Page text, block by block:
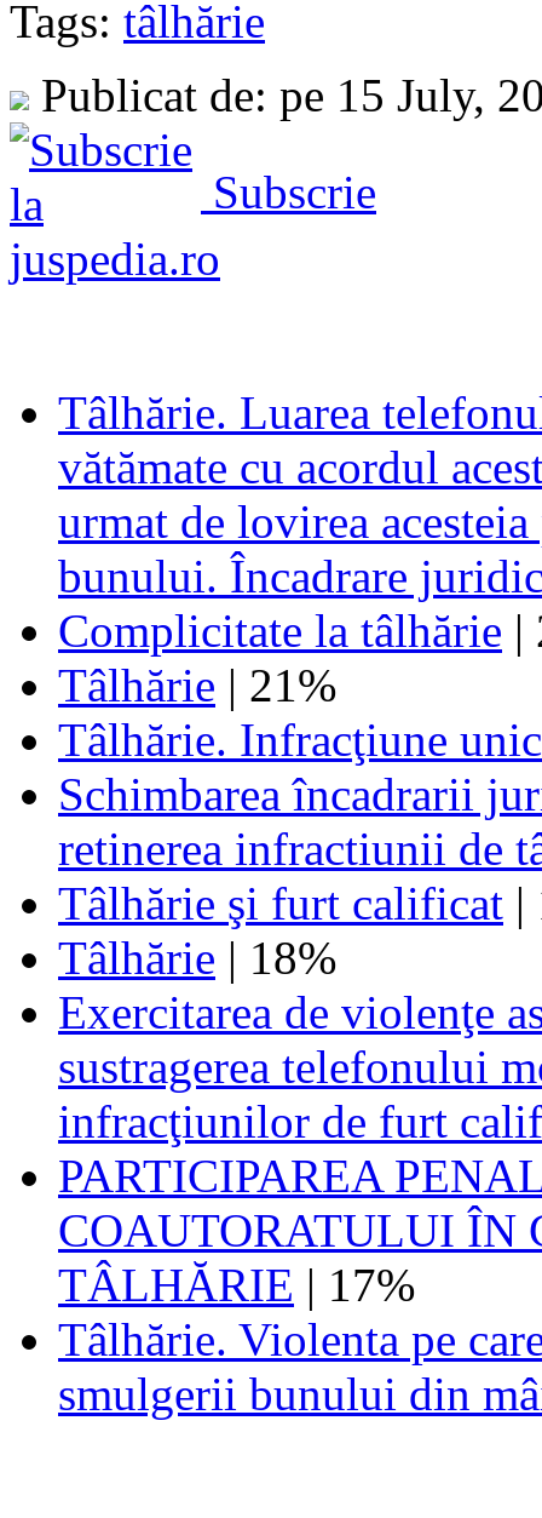
Tags: tâlhărie
Publicat de: pe 15 July,
Subscrie
Tâlhărie. Luarea
vătămate cu acordul
urmat de lovirea
bunului. Încadrare
Complicitate la tâlhărie |
Tâlhărie | 21%
Tâlhărie. Infracţiune
Schimbarea încadrarii
retinerea infractiunii de
Tâlhărie şi furt calificat |
Tâlhărie | 18%
Exercitarea de violenţe
sustragerea telefonului
infracţiunilor de furt
PARTICIPAREA
COAUTORATULUI ÎN
TÂLHĂRIE | 17%
Tâlhărie. Violenta pe
smulgerii bunului din